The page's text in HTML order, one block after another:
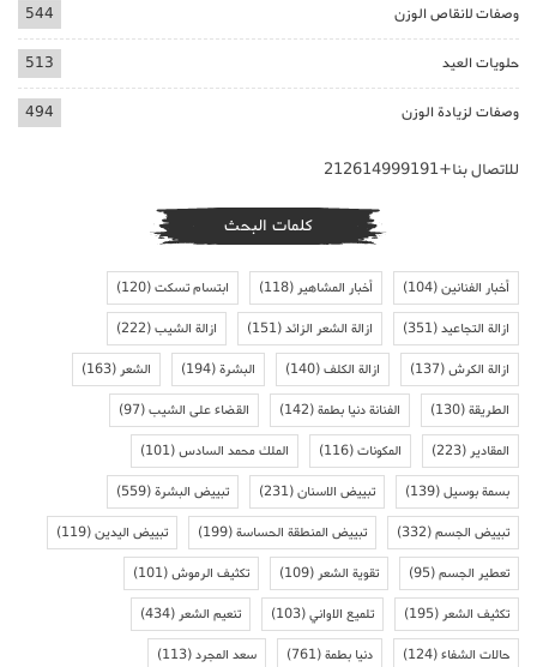
وصفات لانقاص الوزن 544
حلويات العيد 513
وصفات لزيادة الوزن 494
للاتصال بنا+212614999191
كلمات البحث
أخبار الفنانين(104) أخبار المشاهير(118) ابتسام تسكت(120)
ازالة التجاعيد(351) ازالة الشعر الزائد(151) ازالة الشيب(222)
ازالة الكرش(137) ازالة الكلف(140) البشرة(194) الشعر(163)
الطريقة(130) الفنانة دنيا بطمة(142) القضاء على الشيب(97)
المقادير(223) المكونات(116) الملك محمد السادس(101)
بسمة بوسيل(139) تبييض الاسنان(231) تبييض البشرة(559)
تبييض الجسم(332) تبييض المنطقة الحساسة(199) تبييض اليدين(119)
تعطير الجسم(95) تقوية الشعر(109) تكثيف الرموش(101)
تكثيف الشعر(195) تلميع الاواني(103) تنعيم الشعر(434)
حالات الشفاء(124) دنيا بطمة(761) سعد المجرد(113)